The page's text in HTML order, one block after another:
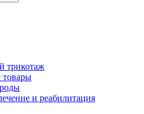
трикотаж
товары
и реабилитация